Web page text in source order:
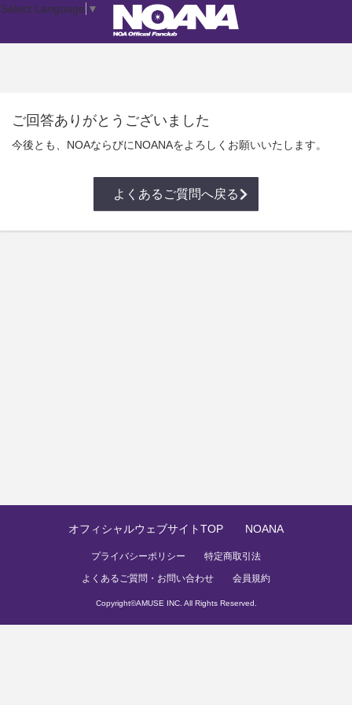
ご回答ありがとうございました
今後とも、NOAならびにNOANAをよろしくお願いいたします。
よくあるご質問へ戻る
オフィシャルウェブサイトTOP NOANA
プライバシーポリシー
特定商取引法
よくあるご質問・お問い合わせ
会員規約
Copyright©AMUSE INC. All Rights Reserved.
Select Language ▼